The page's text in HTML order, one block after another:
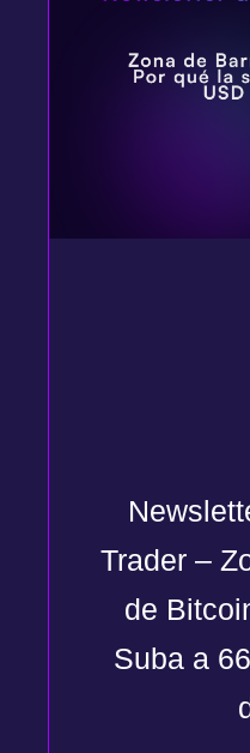
Trader –
de
Suba a